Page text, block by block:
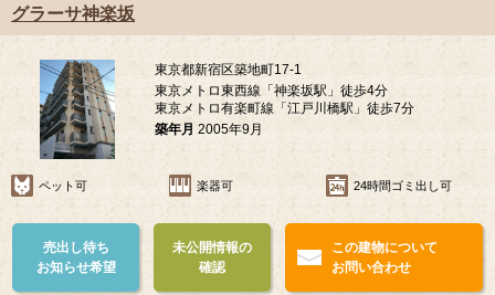
グラーサ神楽坂
東京都新宿区築地町17-1
東京メトロ東西線「神楽坂駅」徒歩4分
東京メトロ有楽町線「江戸川橋駅」徒歩7分
築年月 2005年9月
ペット可 楽器可 24時間ゴミ出し可
売出し待ち
お知らせ希望
未公開情報の
確認
この建物について
お問い合わせ